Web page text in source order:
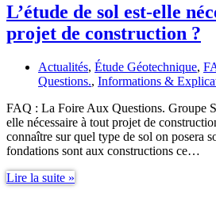
L’étude de sol est-elle
projet de construction ?
Actualités, Étude Géotechnique,
Questions., Informations &
FAQ : La Foire Aux Questions. Groupe
elle nécessaire à tout projet de
connaître sur quel type de sol on posera
fondations sont aux constructions ce…
Lire la suite »